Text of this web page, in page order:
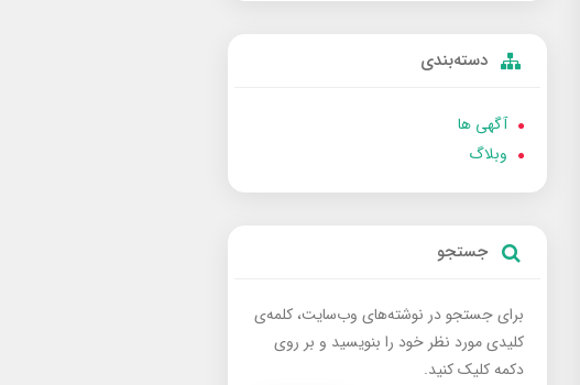
دسته‌بندی
آگهی ها
وبلاگ
جستجو
برای جستجو در نوشته‌های وب‌سایت، کلمه‌ی
کلیدی مورد نظر خود را بنویسید و بر روی
دکمه کلیک کنید.